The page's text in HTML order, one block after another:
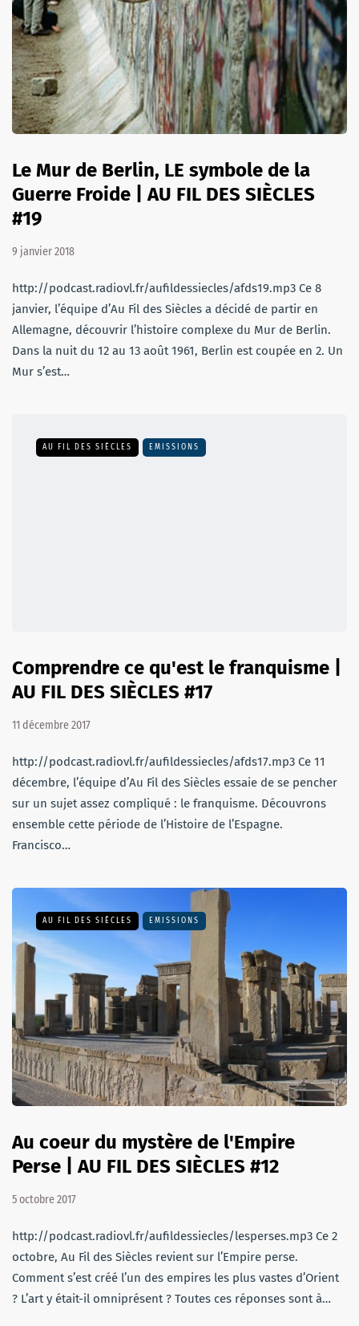
Le Mur de Berlin, LE symbole de la
Guerre Froide | AU FIL DES SIÈCLES
#19
9 janvier 2018
http://podcast.radiovl.fr/aufildessiecles/afds19.mp3 Ce 8
janvier, l’équipe d’Au Fil des Siècles a décidé de partir en
Allemagne, découvrir l’histoire complexe du Mur de Berlin.
Dans la nuit du 12 au 13 août 1961, Berlin est coupée en 2. Un
Mur s’est…
AU FIL DES SIÈCLES EMISSIONS
Comprendre ce qu'est le franquisme |
AU FIL DES SIÈCLES #17
11 décembre 2017
http://podcast.radiovl.fr/aufildessiecles/afds17.mp3 Ce 11
décembre, l’équipe d’Au Fil des Siècles essaie de se pencher
sur un sujet assez compliqué : le franquisme. Découvrons
ensemble cette période de l’Histoire de l’Espagne.
Francisco…
AU FIL DES SIÈCLES EMISSIONS
Au coeur du mystère de l'Empire
Perse | AU FIL DES SIÈCLES #12
5 octobre 2017
http://podcast.radiovl.fr/aufildessiecles/lesperses.mp3 Ce 2
octobre, Au Fil des Siècles revient sur l’Empire perse.
Comment s’est créé l’un des empires les plus vastes d’Orient
? L’art y était-il omniprésent ? Toutes ces réponses sont à…